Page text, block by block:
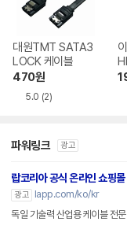
대원TMT SATA3
LOCK 케이블
470원
5.0 (2)
파워링크 광고
랍코리아 공식 온라인 쇼핑몰
광고
lapp.com/ko/kr
독일 기술력 산업용 케이블 전